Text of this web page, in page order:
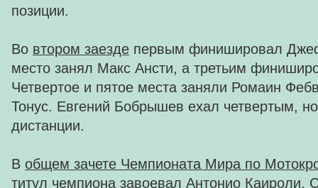
позиции.
Во втором заезде первым финишировал
место занял Макс Ансти, а третьим
Четвертое и пятое места заняли Ромаин
Тонус. Евгений Бобрышев ехал четвертым,
дистанции.
В общем зачете Чемпионата Мира по
титул чемпиона завоевал Антонио Каироли.